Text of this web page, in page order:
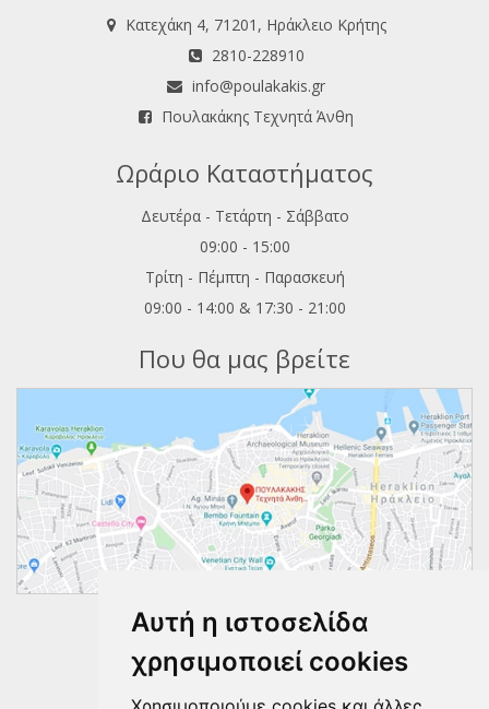
Αυτή η ιστοσελίδα
χρησιμοποιεί cookies
Κατεχάκη 4, 71201, Ηράκλειο Κρήτης
2810-228910
info@poulakakis.gr
Πουλακάκης Τεχνητά Άνθη
Ωράριο Καταστήματος
Δευτέρα - Τετάρτη - Σάββατο
09:00 - 15:00
Τρίτη - Πέμπτη - Παρασκευή
09:00 - 14:00 & 17:30 - 21:00
Που θα μας βρείτε
Ακολουθήστε μας